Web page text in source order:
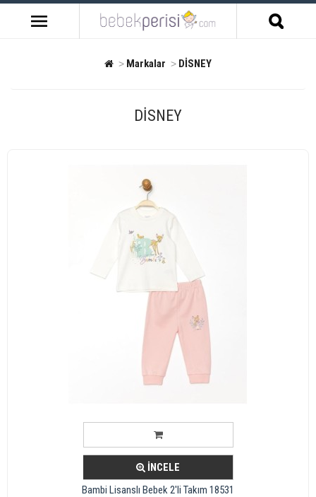
Markalar DİSNEY
DİSNEY
İNCELE
Bambi Lisanslı Bebek 2'li Takım 18531